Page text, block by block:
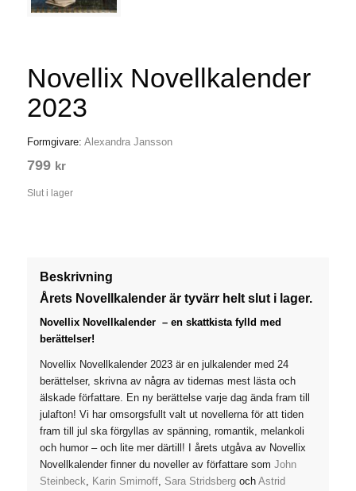
Novellix Novellkalender
2023
Formgivare: Alexandra Jansson
799 kr
Slut i lager
Beskrivning
Årets Novellkalender är tyvärr helt slut i lager.
Novellix Novellkalender – en skattkista fylld med
berättelser!
Novellix Novellkalender 2023 är en julkalender med 24
berättelser, skrivna av några av tidernas mest lästa och
älskade författare. En ny berättelse varje dag ända fram till
julafton! Vi har omsorgsfullt valt ut novellerna för att tiden
fram till jul ska förgyllas av spänning, romantik, melankoli
och humor – och lite mer därtill! I årets utgåva av Novellix
Novellkalender finner du noveller av författare som John
Steinbeck, Karin Smirnoff, Sara Stridsbergoch Astrid